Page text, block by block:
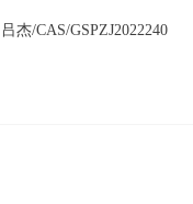
吕杰/CAS/GSPZJ2022240